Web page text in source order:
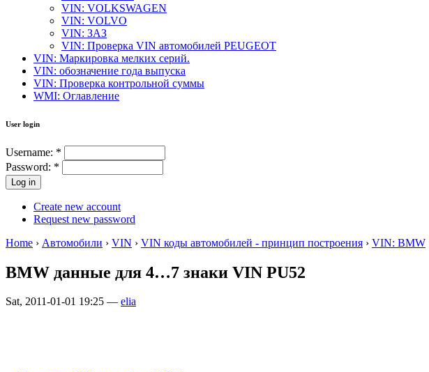
VIN: VOLKSWAGEN
VIN: VOLVO
VIN: ЗАЗ
VIN: Проверка VIN автомобилей PEUGEOT
VIN: Маркировка мелких серий.
VIN: обозначение года выпуска
VIN: Проверка контрольной суммы
WMI: Оглавление
User login
Username: *
Password: *
Create new account
Request new password
Home › Автомобили › VIN › VIN коды автомобилей - принцип построения › VIN: BMW
BMW данные для 4…7 знаки VIN PU52
Sat, 2011-01-01 19:25 — elia